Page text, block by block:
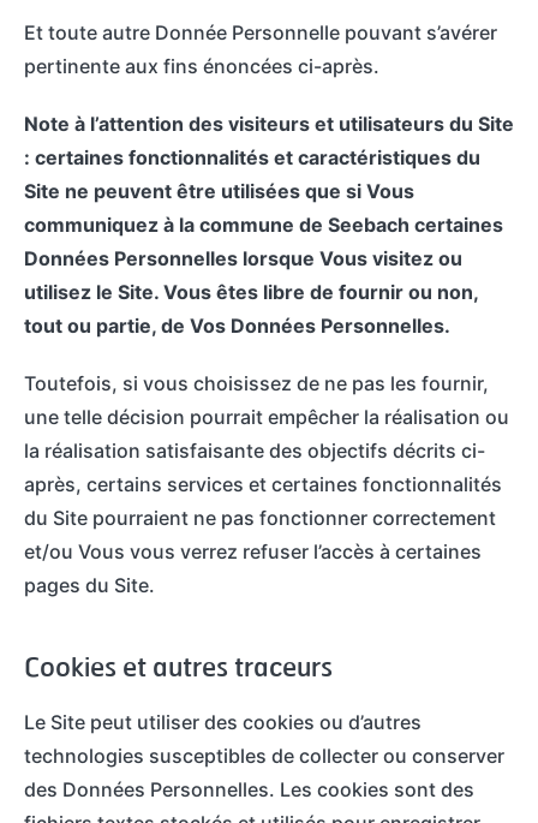
Et toute autre Donnée Personnelle pouvant s’avérer
pertinente aux fins énoncées ci-après.
Note à l’attention des visiteurs et utilisateurs du Site
: certaines fonctionnalités et caractéristiques du
Site ne peuvent être utilisées que si Vous
communiquez à la commune de Seebach certaines
Données Personnelles lorsque Vous visitez ou
utilisez le Site. Vous êtes libre de fournir ou non,
tout ou partie, de Vos Données Personnelles.
Toutefois, si vous choisissez de ne pas les fournir,
une telle décision pourrait empêcher la réalisation ou
la réalisation satisfaisante des objectifs décrits ci-
après, certains services et certaines fonctionnalités
du Site pourraient ne pas fonctionner correctement
et/ou Vous vous verrez refuser l’accès à certaines
pages du Site.
Cookies et autres traceurs
Le Site peut utiliser des cookies ou d’autres
technologies susceptibles de collecter ou conserver
des Données Personnelles. Les cookies sont des